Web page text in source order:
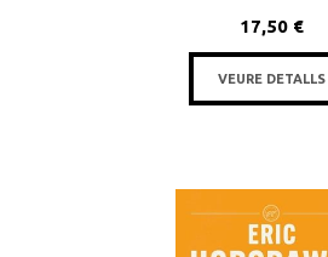
17,50 €
VEURE DETALLS